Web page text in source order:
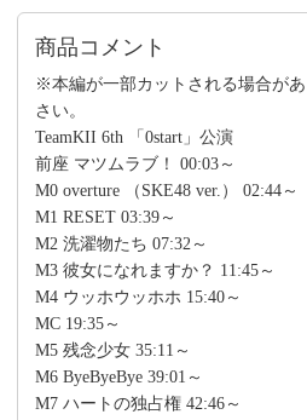
商品コメント
※本編が一部カットされる場合が
さい。
TeamKII 6th 「0start」公演
前座 マツムラブ！ 00:03～
M0 overture （SKE48 ver.） 02:44～
M1 RESET 03:39～
M2 洗濯物たち 07:32～
M3 彼女になれますか？ 11:45～
M4 ウッホウッホホ 15:40～
MC 19:35～
M5 残念少女 35:11～
M6 ByeByeBye 39:01～
M7 ハートの独占権 42:46～